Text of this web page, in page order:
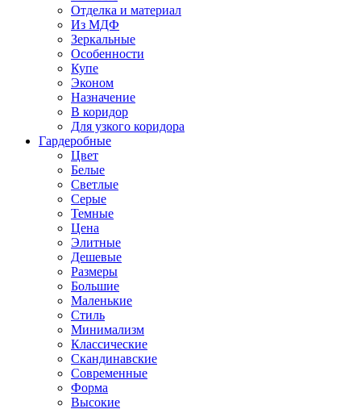
Отделка и материал
Из МДФ
Зеркальные
Особенности
Купе
Эконом
Назначение
В коридор
Для узкого коридора
Гардеробные
Цвет
Белые
Светлые
Серые
Темные
Цена
Элитные
Дешевые
Размеры
Большие
Маленькие
Стиль
Минимализм
Классические
Скандинавские
Современные
Форма
Высокие